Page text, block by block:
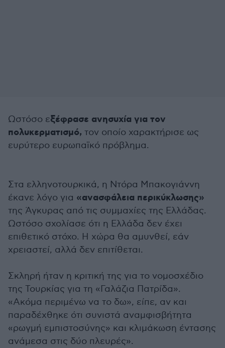
Ωστόσο εξέφρασε ανησυχία για τον
πολυκερματισμό, τον οποίο χαρακτήρισε ως
ευρύτερο ευρωπαϊκό πρόβλημα.
Στα ελληνοτουρκικά, η Ντόρα Μπακογιάννη
έκανε λόγο για «ανασφάλεια περικύκλωσης»
της Άγκυρας από τις συμμαχίες της Ελλάδας.
Ωστόσο σχολίασε ότι η Ελλάδα δεν έχει
επιθετικό στόχο. Η χώρα θα αμυνθεί, εάν
χρειαστεί, αλλά δεν επιτίθεται.
Σκληρή ήταν η κριτική της για το νομοσχέδιο
της Τουρκίας για τη «Γαλάζια Πατρίδα».
«Ακόμα περιμένω να το δω», είπε, αν και
παραδέχθηκε ότι συνιστά αναμφισβήτητα
«ρωγμή εμπιστοσύνης» και κλιμάκωση έντασης
ανάμεσα στις δύο πλευρές».